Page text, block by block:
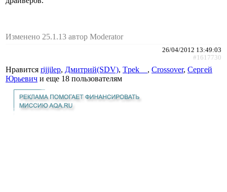
Изменено 25.1.13 автор Moderator
26/04/2012 13:49:03
#1617730
Нравится rijjilep, Дмитрий(SDV), Tpek__ , Crossover, Сергей
Юрьевич и еще 18 пользователям